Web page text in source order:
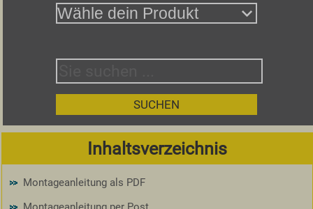
Inhaltsverzeichnis
Montageanleitung als PDF